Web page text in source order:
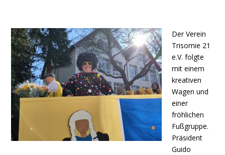
Der Verein
Trisomie 21
e.V. folgte
mit einem
kreativen
Wagen und
einer
fröhlichen
Fußgruppe.
Präsident
Guido